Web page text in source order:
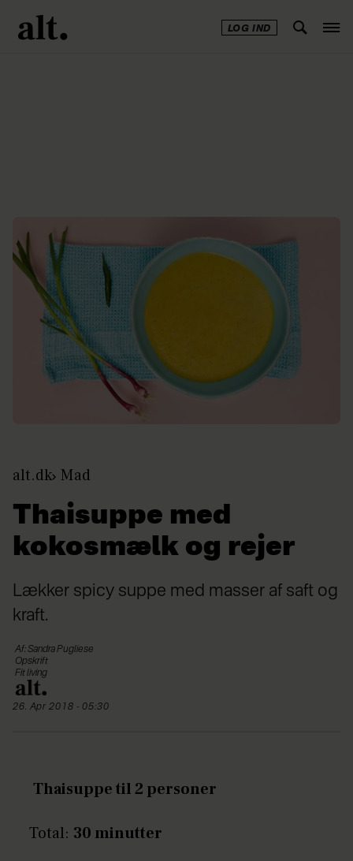
LOG IND
alt.dk Mad
Thaisuppe med
kokosmælk og rejer
Lækker spicy suppe med masser af saft og
kraft.
Af: Sandra Pugliese
Opskrift
Fit living
26. Apr 2018 - 05:30
Thaisuppe til 2 personer
Total: 30 minutter